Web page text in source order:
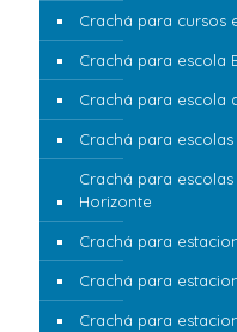
Crachá para cursos
Crachá para escola
Crachá para escola
Crachá para
Crachá para
Horizonte
Crachá para
Crachá para
Crachá para